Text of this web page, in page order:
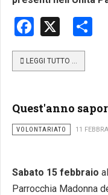
Facebook
LEGGI TUTTO …
Quest'anno
VOLONTARIATO 11
Sabato 15 febbraio
Parrocchia Madonna